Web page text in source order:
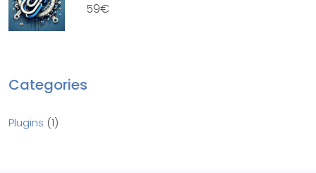
59€
Categories
Plugins 1